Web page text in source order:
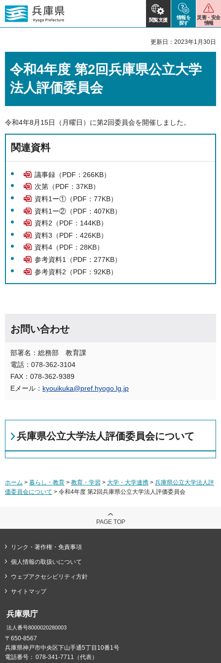
閲覧支援
情報を
探す
災害・安全
情報
更新日：2023年1月30日
令和4年度 第2回兵庫県公立大学
法人評価委員会
令和4年8月15日（月曜日）に第2回委員会を開催しました。
関連資料
議事録（PDF：266KB）
次第（PDF：37KB）
資料1ー①（PDF：77KB）
資料1ー②（PDF：407KB）
資料2（PDF：144KB）
資料3（PDF：426KB）
資料4（PDF：28KB）
参考資料1（PDF：277KB）
参考資料2（PDF：92KB）
お問い合わせ
部署名：総務部 教育課
電話：078-362-3104
FAX：078-362-9389
Eメール： kyouikuka@pref.hyogo.lg.jp
兵庫県公立大学法人評価委員会について
ホーム > 暮らし・教育 > 教育・学習 > 大学・大学連携 > 兵庫県公立大学法人評
価委員会について > 令和4年度 第2回兵庫県公立大学法人評価委員会
PAGE TOP
リンク・著作権・免責事項
個人情報の取扱いについて
ウェブアクセシビリティ方針
サイトマップ
兵庫県庁
法人番号8000020280003
〒650-8567
兵庫県神戸市中央区下山手通5丁目10番1号
電話番号： 078-341-7711（代表）